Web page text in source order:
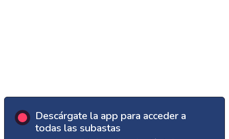
Descárgate la app para acceder a
todas las subastas